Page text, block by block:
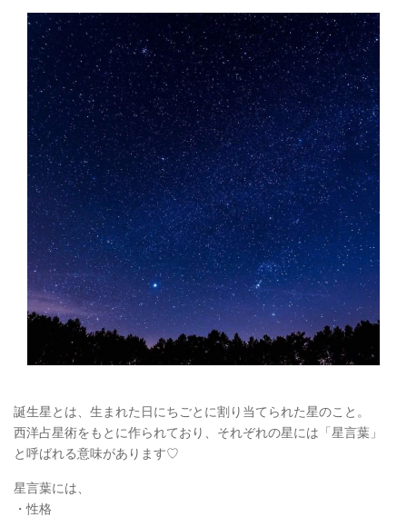
誕生星とは、生まれた日にちごとに割り当てられた星のこと。
西洋占星術をもとに作られており、それぞれの星には「星言葉」
と呼ばれる意味があります♡
星言葉には、
・性格